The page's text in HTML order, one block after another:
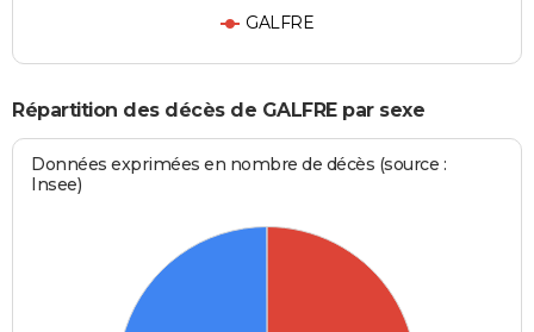
GALFRE
Répartition des décès de GALFRE par sexe
Données exprimées en nombre de décès (source :
Insee)